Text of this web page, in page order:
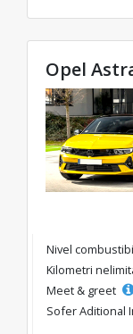
Opel
Nivel
Kilometri
Meet & greet
Sofer Aditional